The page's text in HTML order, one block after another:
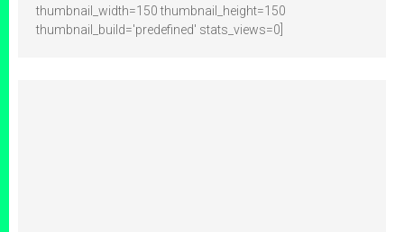
thumbnail_width=150 thumbnail_height=150
thumbnail_build='predefined' stats_views=0]